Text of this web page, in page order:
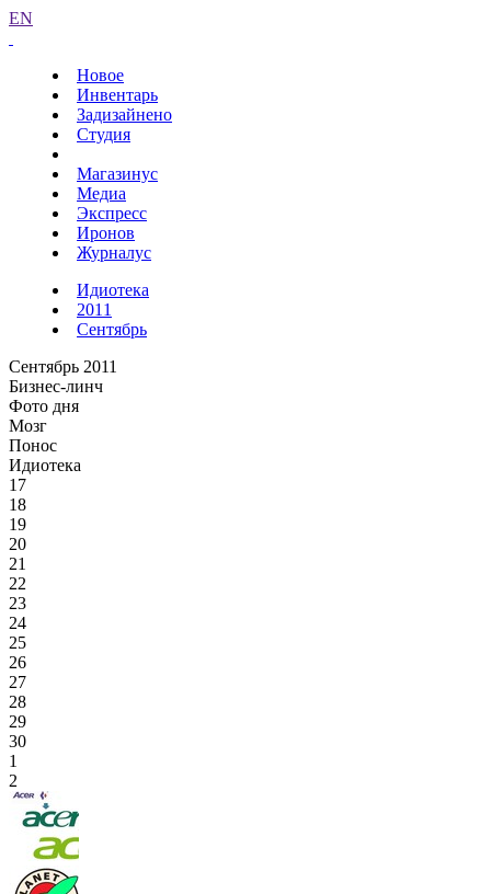
EN
Новое
Инвентарь
Задизайнено
Студия
Магазинус
Медиа
Экспресс
Иронов
Журналус
Идиотека
2011
Сентябрь
Сентябрь 2011
Бизнес-линч
Фото дня
Мозг
Понос
Идиотека
17
18
19
20
21
22
23
24
25
26
27
28
29
30
1
2